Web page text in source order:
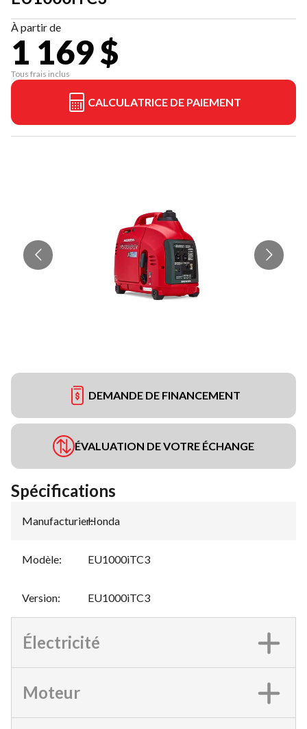
À partir de
1 169 $
Tous frais inclus
CALCULATRICE DE PAIEMENT
DEMANDE DE FINANCEMENT
ÉVALUATION DE VOTRE ÉCHANGE
Spécifications
Manufacturier:
Honda
Modèle: EU1000iTC3
Version: EU1000iTC3
Électricité
Moteur